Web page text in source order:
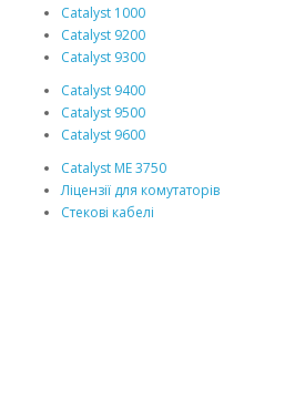
Catalyst 1000
Catalyst 9200
Catalyst 9300
Catalyst 9400
Catalyst 9500
Catalyst 9600
Catalyst ME 3750
Ліцензії для комутаторів
Стекові кабелі